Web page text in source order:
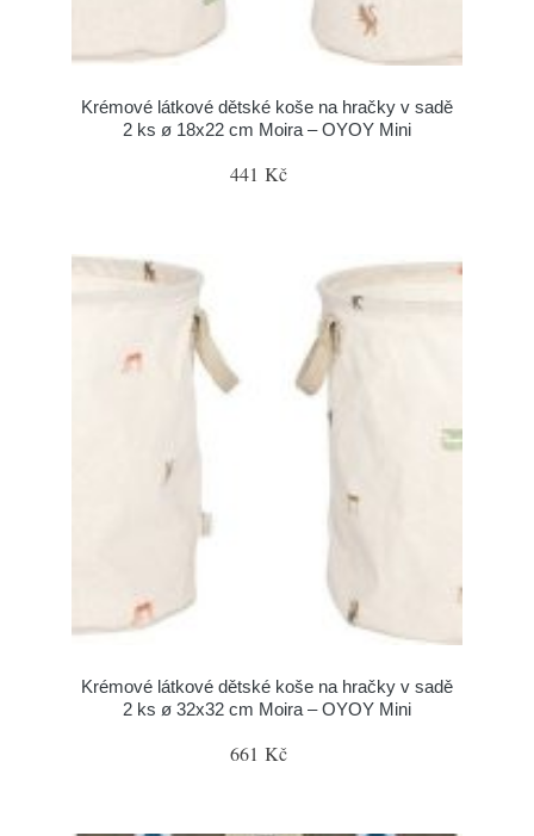
Krémové látkové dětské koše na hračky v sadě
2 ks ø 18x22 cm Moira – OYOY Mini
441 Kč
Krémové látkové dětské koše na hračky v sadě
2 ks ø 32x32 cm Moira – OYOY Mini
661 Kč